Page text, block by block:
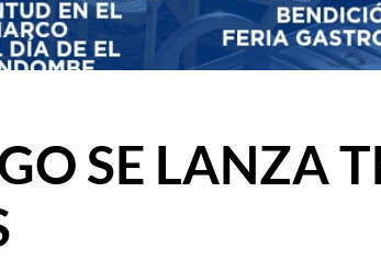
SE LANZA